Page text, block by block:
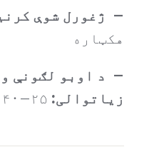
– ژغورل شوې
هکټاره
– د اوبو لګونې
زیاتوالی: